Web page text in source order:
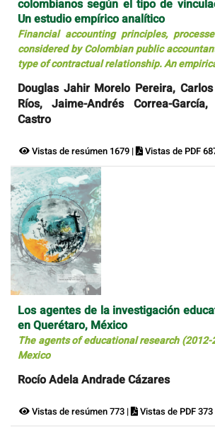
colombianos según el tipo de
Un estudio empírico analítico
Financial accounting principles,
considered by Colombian public
type of contractual relationship. An
Douglas Jahir Morelo Pereira,
Ríos, Jaime-Andrés Correa-
Castro
Vistas de resúmen 1679 | Vistas de PDF
Los agentes de la investigación
en Querétaro, México
The agents of educational research
Mexico
Rocío Adela Andrade Cázares
Vistas de resúmen 773 | Vistas de PDF 373